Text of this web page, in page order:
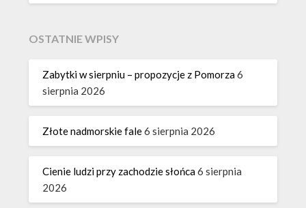
OSTATNIE WPISY
Zabytki w sierpniu – propozycje z Pomorza6
sierpnia 2026
Złote nadmorskie fale6 sierpnia 2026
Cienie ludzi przy zachodzie słońca6 sierpnia
2026